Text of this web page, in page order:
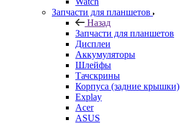
Запчасти для планшетов
Назад
Запчасти для планшетов
Дисплеи
Аккумуляторы
Шлейфы
Тачскрины
Корпуса (задние крышки)
Explay
Acer
ASUS